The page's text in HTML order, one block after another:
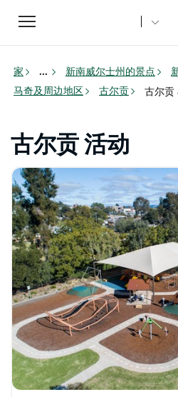
Toggle
navigation
家 ... 新南威尔士州的景点
马奇及周边地区
古尔贡 古尔
古尔贡 活动